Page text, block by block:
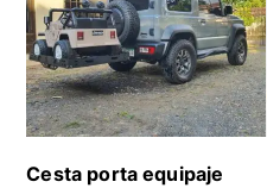
Cesta porta equipaje